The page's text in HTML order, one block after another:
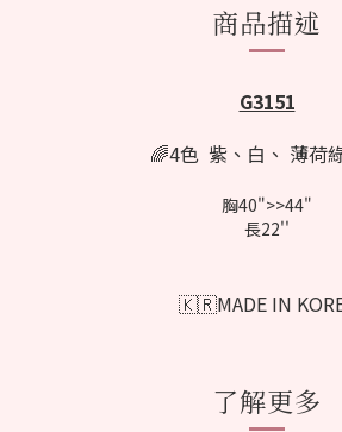
商品描述
G3151
🌈4色 紫、白 、 薄荷
胸40">>44"
長22''
🇰🇷MADE IN
了解更多